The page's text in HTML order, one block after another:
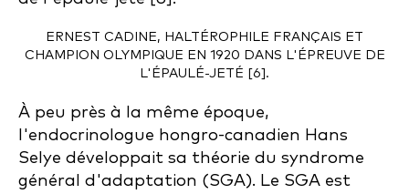
ERNEST CADINE, HALTÉROPHILE FRANÇAIS ET
CHAMPION OLYMPIQUE EN 1920 DANS L'ÉPREUVE DE
L'ÉPAULÉ-JETÉ [6].
À peu près à la même époque,
l'endocrinologue hongro-canadien Hans
Selye développait sa théorie du syndrome
général d'adaptation (SGA). Le SGA est